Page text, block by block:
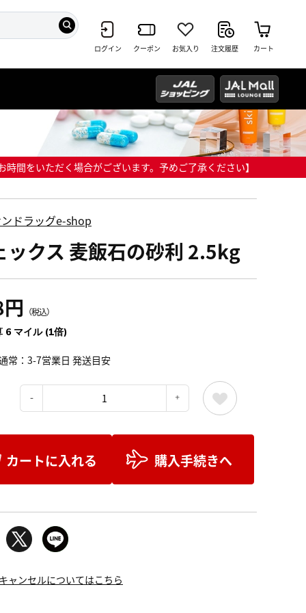
ログイン クーポン お気入り 注文履歴 カート
間をいただく場合がございます。予めご了承ください】
ドラッグe-shop
ックス 麦飯石の砂利 2.5kg
（税込）
6 マイル (1倍)
常：3-7営業日 発送目安
カートに入れる 購入手続きへ
ャンセルについてはこちら